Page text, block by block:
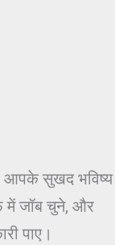
आपके सुखद भविष्य
में जॉब चुने, और
पाए।